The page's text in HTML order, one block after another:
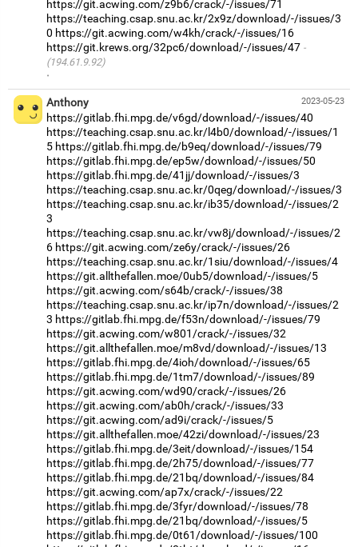
https://git.acwing.com/z9b6/crack/-/issues/71
https://teaching.csap.snu.ac.kr/2x9z/download/-/issues/3
0 https://git.acwing.com/w4kh/crack/-/issues/16
https://git.krews.org/32pc6/download/-/issues/47
(194.61.9.92)
·
2023-05-23
Anthony
https://gitlab.fhi.mpg.de/v6gd/download/-/issues/40
https://teaching.csap.snu.ac.kr/l4b0/download/-/issues/1
5 https://gitlab.fhi.mpg.de/b9eq/download/-/issues/79
https://gitlab.fhi.mpg.de/ep5w/download/-/issues/50
https://gitlab.fhi.mpg.de/41jj/download/-/issues/3
https://teaching.csap.snu.ac.kr/0qeg/download/-/issues/3
https://teaching.csap.snu.ac.kr/ib35/download/-/issues/2
3
https://teaching.csap.snu.ac.kr/vw8j/download/-/issues/2
6 https://git.acwing.com/ze6y/crack/-/issues/26
https://teaching.csap.snu.ac.kr/1siu/download/-/issues/4
https://git.allthefallen.moe/0ub5/download/-/issues/5
https://git.acwing.com/s64b/crack/-/issues/38
https://teaching.csap.snu.ac.kr/ip7n/download/-/issues/2
3 https://gitlab.fhi.mpg.de/f53n/download/-/issues/79
https://git.acwing.com/w801/crack/-/issues/32
https://git.allthefallen.moe/m8vd/download/-/issues/13
https://gitlab.fhi.mpg.de/4ioh/download/-/issues/65
https://gitlab.fhi.mpg.de/1tm7/download/-/issues/89
https://git.acwing.com/wd90/crack/-/issues/26
https://git.acwing.com/ab0h/crack/-/issues/33
https://git.acwing.com/ad9i/crack/-/issues/5
https://git.allthefallen.moe/42zi/download/-/issues/23
https://gitlab.fhi.mpg.de/3eit/download/-/issues/154
https://gitlab.fhi.mpg.de/2h75/download/-/issues/77
https://gitlab.fhi.mpg.de/21bq/download/-/issues/84
https://git.acwing.com/ap7x/crack/-/issues/22
https://gitlab.fhi.mpg.de/3fyr/download/-/issues/78
https://gitlab.fhi.mpg.de/21bq/download/-/issues/5
https://gitlab.fhi.mpg.de/0t61/download/-/issues/100